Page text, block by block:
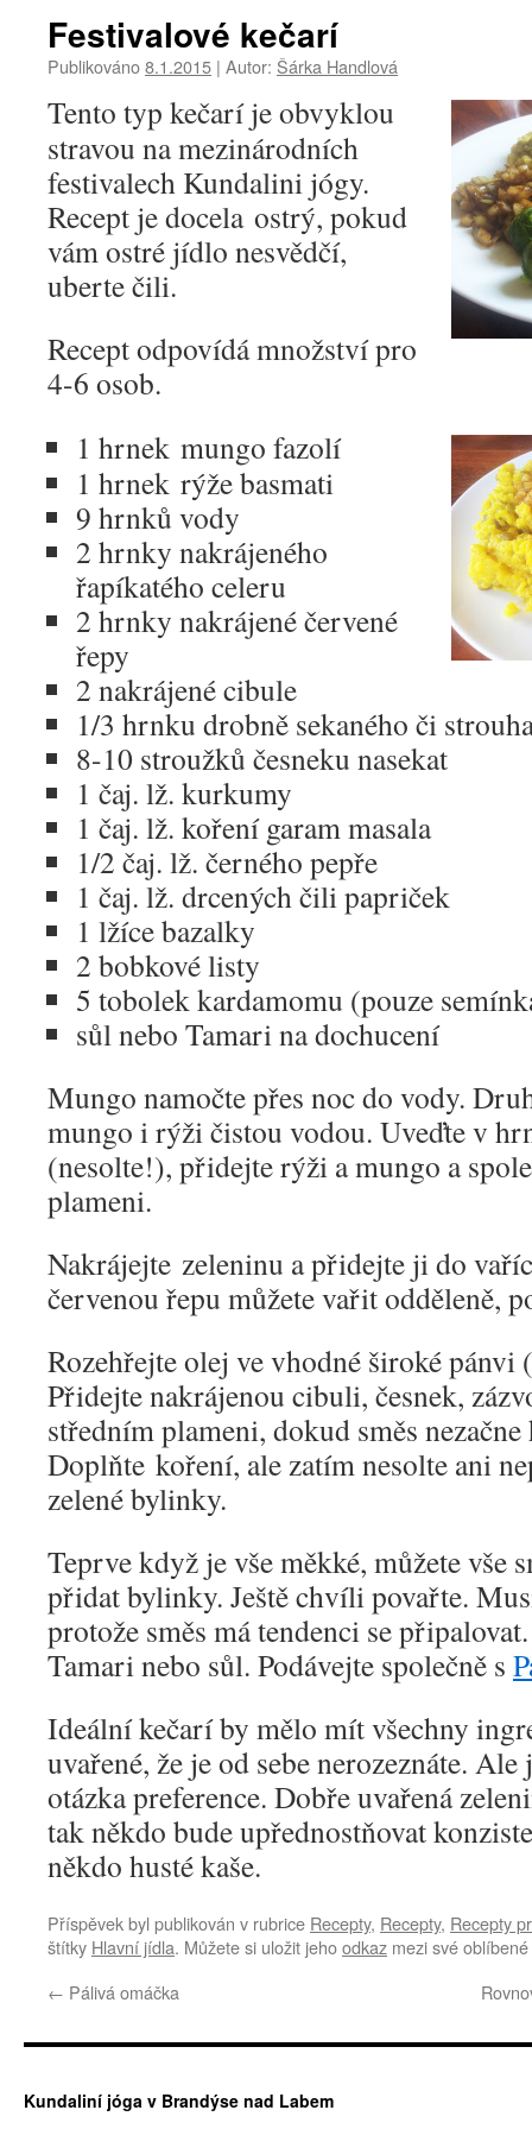
Festivalové kečarí
Publikováno8.1.2015 | Autor: Šárka Handlová
Tento typ kečarí je obvyklou
stravou na mezinárodních
festivalech Kundalini jógy.
Recept je docela ostrý, pokud
vám ostré jídlo nesvědčí,
uberte čili.
Recept odpovídá množství pro
4-6 osob.
1 hrnek mungo fazolí
1 hrnek rýže basmati
9 hrnků vody
2 hrnky nakrájeného
řapíkatého celeru
2 hrnky nakrájené červené
řepy
2 nakrájené cibule
1/3 hrnku drobně sekaného či
8-10 stroužků česneku nasekat
1 čaj. lž. kurkumy
1 čaj. lž. koření garam masala
1/2 čaj. lž. černého pepře
1 čaj. lž. drcených čili papriček
1 lžíce bazalky
2 bobkové listy
5 tobolek kardamomu (pouze
sůl nebo Tamari na dochucení
Mungo namočte přes noc do vody.
mungo i rýži čistou vodou. Uveďte v
(nesolte!), přidejte rýži a mungo a
plameni.
Nakrájejte zeleninu a přidejte ji do
červenou řepu můžete vařit odděleně,
Rozehřejte olej ve vhodné široké pánvi
Přidejte nakrájenou cibuli, česnek,
středním plameni, dokud směs
Doplňte koření, ale zatím nesolte ani
zelené bylinky.
Teprve když je vše měkké, můžete vše
přidat bylinky. Ještě chvíli povařte.
protože směs má tendenci se
Tamari nebo sůl. Podávejte společně s
Ideální kečarí by mělo mít všechny
uvařené, že je od sebe nerozeznáte.
otázka preference. Dobře uvařená
tak někdo bude upřednostňovat
někdo husté kaše.
Příspěvek byl publikován v rubrice Recepty, Recepty, Recepty
štítky Hlavní jídla. Můžete si uložit jehoodkaz mezi své
← Pálivá omáčka
Kundaliní jóga v Brandýse nad Labem